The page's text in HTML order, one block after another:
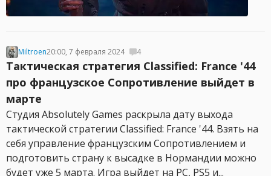
Miltroen20:00, 7 февраля 2024 4
Тактическая стратегия Classified: France '44
про французское Сопротивление выйдет в
марте
Студия Absolutely Games раскрыла дату выхода
тактической стратегии Classified: France '44. Взять на
себя управление французским Сопротивлением и
подготовить страну к высадке в Нормандии можно
будет уже 5 марта. Игра выйдет на PC, PS5 и...